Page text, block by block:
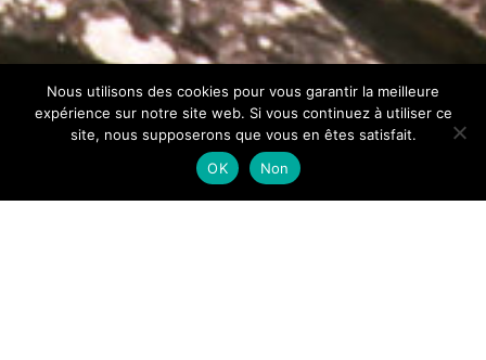
Nous utilisons des cookies pour vous garantir la meilleure
expérience sur notre site web. Si vous continuez à utiliser ce
site, nous supposerons que vous en êtes satisfait.
OK
Non